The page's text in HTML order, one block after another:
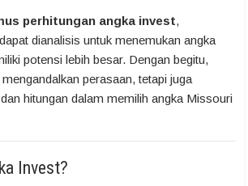
perhitungan angka invest,
dianalisis untuk menemukan angka
potensi lebih besar. Dengan begitu,
perasaan, tetapi juga
hitungan dalam memilih angka Missouri
Invest?